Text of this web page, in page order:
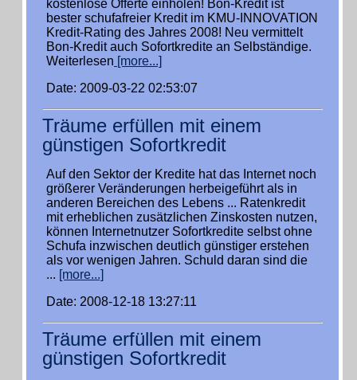
kostenlose Offerte einholen! Bon-Kredit ist
bester schufafreier Kredit im KMU-INNOVATION
Kredit-Rating des Jahres 2008! Neu vermittelt
Bon-Kredit auch Sofortkredite an Selbständige.
Weiterlesen [more...]
Date: 2009-03-22 02:53:07
Träume erfüllen mit einem
günstigen Sofortkredit
Auf den Sektor der Kredite hat das Internet noch
größerer Veränderungen herbeigeführt als in
anderen Bereichen des Lebens ... Ratenkredit
mit erheblichen zusätzlichen Zinskosten nutzen,
können Internetnutzer Sofortkredite selbst ohne
Schufa inzwischen deutlich günstiger erstehen
als vor wenigen Jahren. Schuld daran sind die
... [more...]
Date: 2008-12-18 13:27:11
Träume erfüllen mit einem
günstigen Sofortkredit